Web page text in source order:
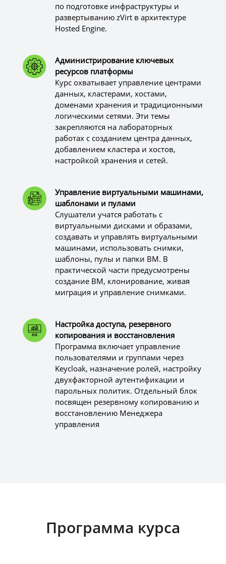
по подготовке инфраструктуры и
развертыванию zVirt в архитектуре
Hosted Engine.
Администрирование ключевых
ресурсов платформы
Курс охватывает управление центрами
данных, кластерами, хостами,
доменами хранения и традиционными
логическими сетями. Эти темы
закрепляются на лабораторных
работах с созданием центра данных,
добавлением кластера и хостов,
настройкой хранения и сетей.
Управление виртуальными машинами,
шаблонами и пулами
Слушатели учатся работать с
виртуальными дисками и образами,
создавать и управлять виртуальными
машинами, использовать снимки,
шаблоны, пулы и папки ВМ. В
практической части предусмотрены
создание ВМ, клонирование, живая
миграция и управление снимками.
Настройка доступа, резервного
копирования и восстановления
Программа включает управление
пользователями и группами через
Keycloak, назначение ролей, настройку
двухфакторной аутентификации и
парольных политик. Отдельный блок
посвящен резервному копированию и
восстановлению Менеджера
управления
Программа курса